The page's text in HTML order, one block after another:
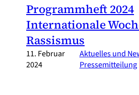
Programmheft 2024
Internationale
Rassismus
11. Februar
2024
Aktuelles und
Pressemitteilung